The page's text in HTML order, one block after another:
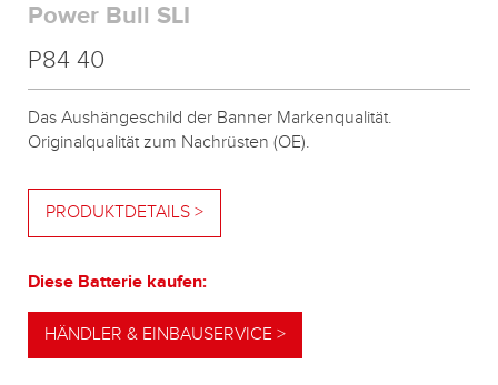
Power Bull SLI
P84 40
Das Aushängeschild der Banner Markenqualität.
Originalqualität zum Nachrüsten (OE).
PRODUKTDETAILS >
Diese Batterie kaufen:
HÄNDLER & EINBAUSERVICE >